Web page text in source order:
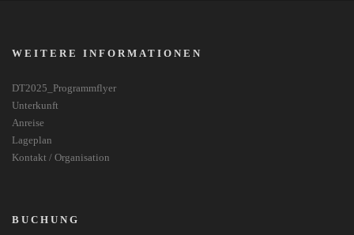
WEITERE INFORMATIONEN
DT2025_Programmflyer
Unterkunft
Anreise
Lageplan
Kontakt / Organisation
BUCHUNG